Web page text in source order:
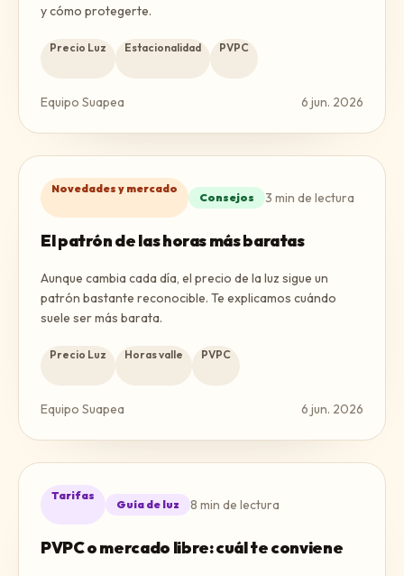
y cómo protegerte.
Precio Luz Estacionalidad PVPC
Equipo Suapea 6 jun. 2026
Novedades y mercado
Consejos 3 min de lectura
El patrón de las horas más baratas
Aunque cambia cada día, el precio de la luz sigue un
patrón bastante reconocible. Te explicamos cuándo
suele ser más barata.
Precio Luz Horas valle PVPC
Equipo Suapea 6 jun. 2026
Tarifas
Guía de luz 8 min de lectura
PVPC o mercado libre: cuál te conviene